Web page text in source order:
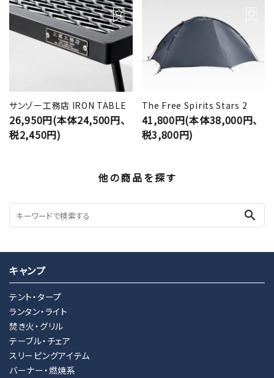
サンゾー工務店 IRON TABLE
26,950円(本体24,500円、
税2,450円)
The Free Spirits Stars 2
41,800円(本体38,000円、
税3,800円)
他の商品を探す
search
キャンプ
テント・タープ
ランタン・ライト
焚き火・グリル
テーブル・チェア
スリーピングアイテム
バーナー・燃焼系